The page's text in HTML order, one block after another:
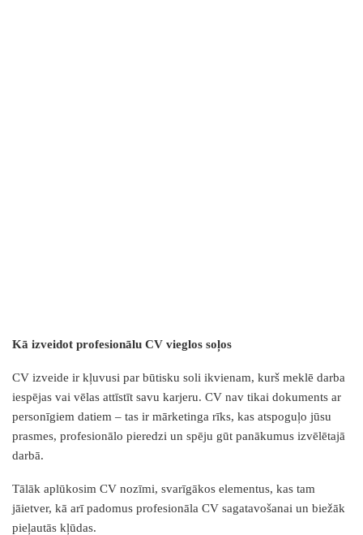
Kā izveidot profesionālu CV vieglos soļos
CV izveide ir kļuvusi par būtisku soli ikvienam, kurš meklē darba
iespējas vai vēlas attīstīt savu karjeru. CV nav tikai dokuments ar
personīgiem datiem – tas ir mārketinga rīks, kas atspoguļo jūsu
prasmes, profesionālo pieredzi un spēju gūt panākumus izvēlētajā
darbā.
Tālāk aplūkosim CV nozīmi, svarīgākos elementus, kas tam
jāietver, kā arī padomus profesionāla CV sagatavošanai un biežāk
pieļautās kļūdas.